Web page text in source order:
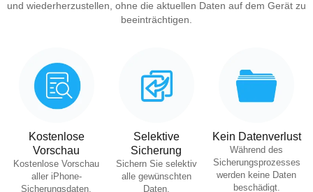
und wiederherzustellen, ohne die aktuellen Daten auf dem Gerät zu
beeinträchtigen.
Kostenlose
Vorschau
Kostenlose Vorschau
aller iPhone-
Sicherungsdaten.
Selektive
Sicherung
Sichern Sie selektiv
alle gewünschten
Daten.
Kein Datenverlust
Während des
Sicherungsprozesses
werden keine Daten
beschädigt.